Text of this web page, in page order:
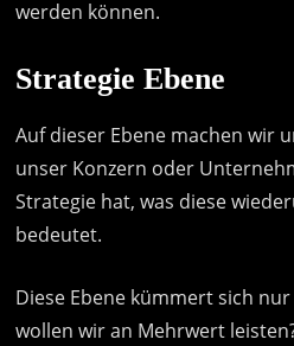
werden können.
Strategie Ebene
Auf dieser Ebene machen wir
unser Konzern oder
Strategie hat, was diese
bedeutet.
Diese Ebene kümmert sich nur
wollen wir an Mehrwert